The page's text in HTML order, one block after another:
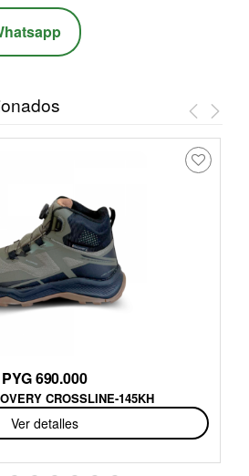
PYG 690.000
CROSSLINE-145KH
Ver detalles